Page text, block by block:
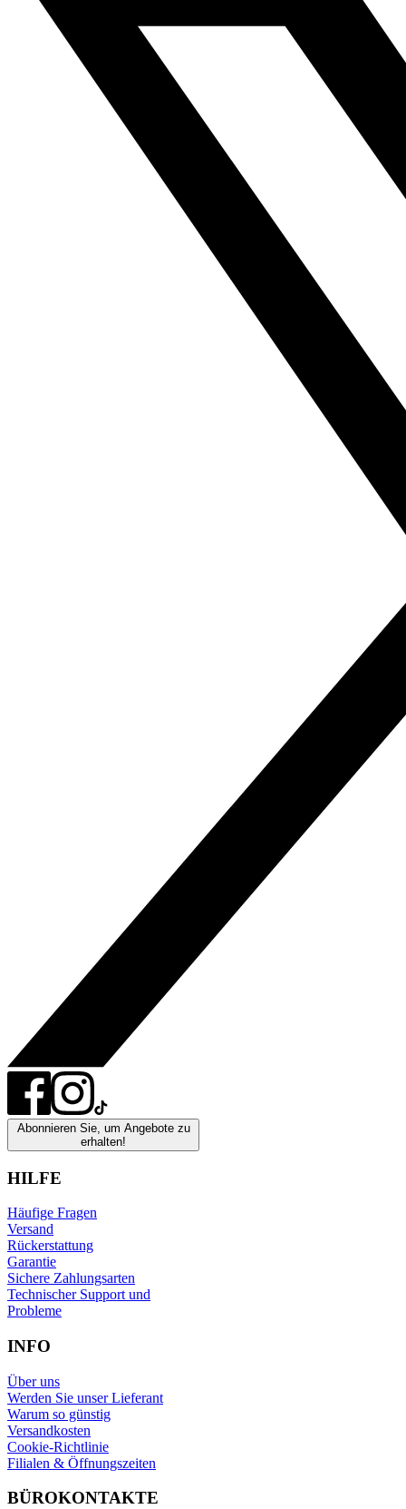
Abonnieren Sie, um Angebote zu
erhalten!
HILFE
Häufige Fragen
Versand
Rückerstattung
Garantie
Sichere Zahlungsarten
Technischer Support und
Probleme
INFO
Über uns
Werden Sie unser Lieferant
Warum so günstig
Versandkosten
Cookie-Richtlinie
Filialen & Öffnungszeiten
BÜROKONTAKTE